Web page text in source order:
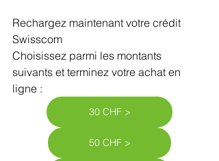
Rechargez maintenant votre crédit
Swisscom
Choisissez parmi les montants
suivants et terminez votre achat en
ligne :
30 CHF >
50 CHF >